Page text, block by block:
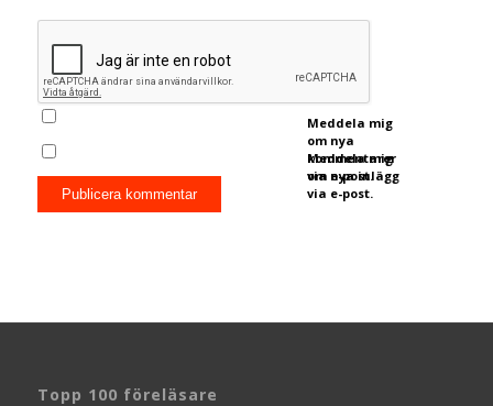
Meddela mig
om nya
kommentarer
via e-post.
Meddela mig
om nya inlägg
via e-post.
Topp 100 föreläsare